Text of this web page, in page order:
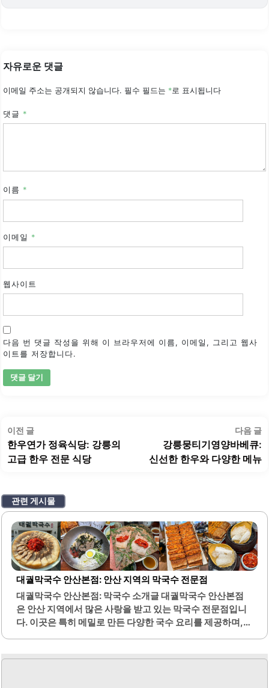
자유로운 댓글
이메일 주소는 공개되지 않습니다. 필수 필드는 *로 표시됩니다
댓글 *
이름 *
이메일 *
웹사이트
다음 번 댓글 작성을 위해 이 브라우저에 이름, 이메일, 그리고 웹사
이트를 저장합니다.
글
탐
색
이전 글이
전
글:
한우연가 정육식당: 강릉의
고급 한우 전문 식당
다음 글
강릉뭉티기영양바베큐:
신선한 한우와 다양한 메뉴
관련 게시물
대궐막국수 안산본점: 안산 지역의 막국수 전문점
대궐막국수 안산본점: 막국수 소개글 대궐막국수 안산본점
은 안산 지역에서 많은 사랑을 받고 있는 막국수 전문점입니
다. 이곳은 특히 메밀로 만든 다양한 국수 요리를 제공하며,
분에 쾌적한 식사 환경을 제공합니다.고객을 위한 주차 공간